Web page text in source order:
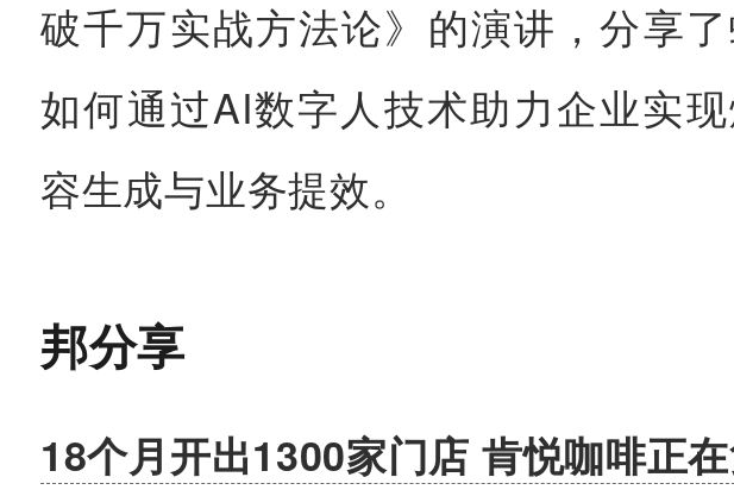
破千万实战方法论》的演讲，分享
如何通过AI数字人技术助力企业实
容生成与业务提效。
邦分享
18个月开出1300家门店 肯悦咖啡正